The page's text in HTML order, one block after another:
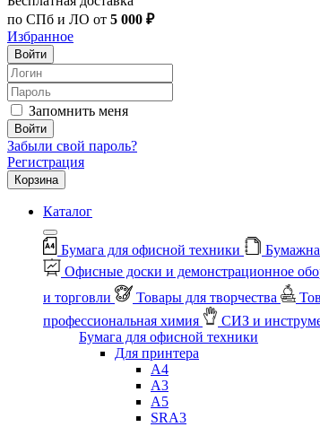
по СПб и ЛО от 5 000 ₽
Избранное
Войти
Запомнить меня
Войти
Забыли свой пароль?
Регистрация
Корзина
Каталог
Бумага для офисной техники
Офисные доски и демонстрационное
и торговли
Товары для творчества
профессиональная химия
СИЗ и
Бумага для офисной техники
Для принтера
А4
А3
А5
SRA3